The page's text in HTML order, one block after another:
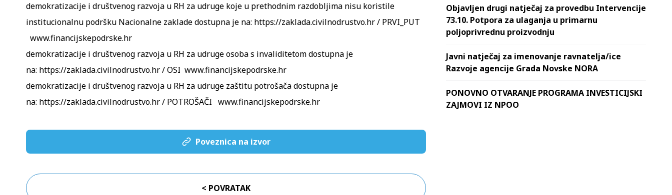
demokratizacije i društvenog razvoja u RH za udruge koje u prethodnim razdobljima nisu koristile
institucionalnu podršku Nacionalne zaklade dostupna je na: https://zaklada.civilnodrustvo.hr / PRVI_PUT
www.financijskepodrske.hr
demokratizacije i društvenog razvoja u RH za udruge osoba s invaliditetom dostupna je
na: https://zaklada.civilnodrustvo.hr / OSI www.financijskepodrske.hr
demokratizacije i društvenog razvoja u RH za udruge zaštitu potrošača dostupna je
na: https://zaklada.civilnodrustvo.hr / POTROŠAČI www.financijskepodrske.hr
Poveznica na izvor
< POVRATAK
Objavljen drugi natječaj za provedbu Intervencije
73.10. Potpora za ulaganja u primarnu
poljoprivrednu proizvodnju
Javni natječaj za imenovanje ravnatelja/ice
Razvoje agencije Grada Novske NORA
PONOVNO OTVARANJE PROGRAMA INVESTICIJSKI
ZAJMOVI IZ NPOO